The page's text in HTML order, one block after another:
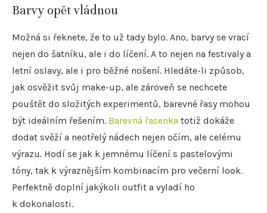
Barvy opět vládnou
Možná si řeknete, že to už tady bylo. Ano, barvy se vrací
nejen do šatníku, ale i do líčení. A to nejen na festivaly a
letní oslavy, ale i pro běžné nošení. Hledáte-li způsob,
jak osvěžit svůj make-up, ale zároveň se nechcete
pouštět do složitých experimentů, barevné řasy mohou
být ideálním řešením. Barevná řasenka totiž dokáže
dodat svěží a neotřelý nádech nejen očím, ale celému
výrazu. Hodí se jak k jemnému líčení s pastelovými
tóny, tak k výraznějším kombinacím pro večerní look.
Perfektně doplní jakýkoli outfit a vyladí ho
k dokonalosti.